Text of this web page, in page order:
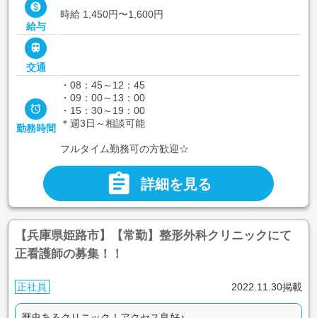

給与
時給 1,450円〜1,600円

交通

勤務時間
・08：45～12：45
・09：00～13：00
・15：30～19：00
＊週3日～相談可能
フルタイム勤務可の方歓迎☆
 詳細を見る
【兵庫県姫路市】【常勤】整形外科クリニックにて
正看護師の募集！！
正社員 2022.11.30掲載